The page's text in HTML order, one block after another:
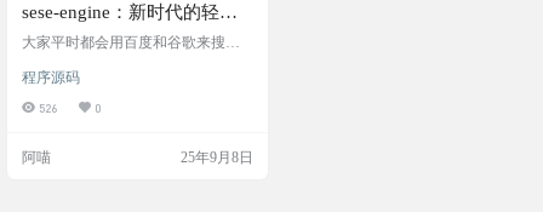
sese-engine：新时代的轻量
级个人专属搜索引擎！快速
取互联网上的数据
大家平时都会用百度和谷歌来搜索
也许它们不那么可信？ 百度很坏，
之前也有和竞价排名相关的丑闻。
恶观本身就不同。我想，它们或多
程序源码
526 0
阿喵 25年9月8日